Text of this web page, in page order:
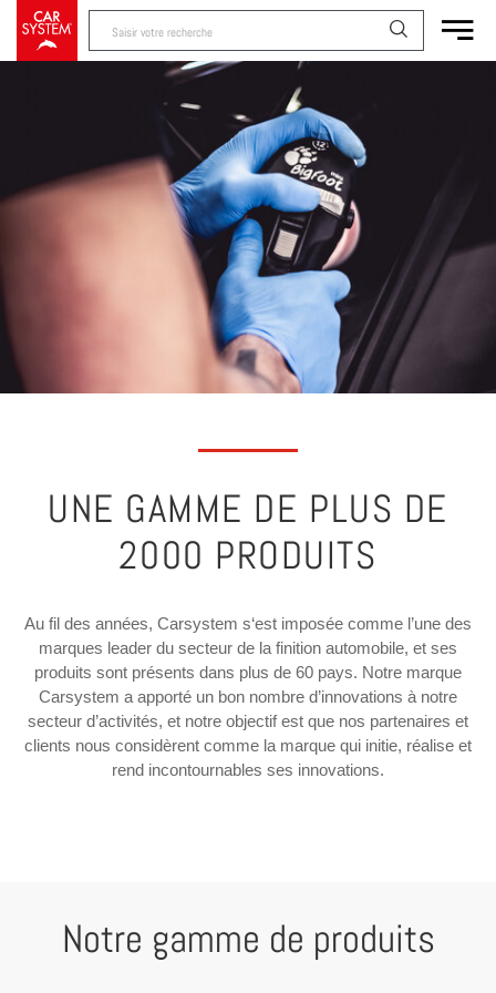
UNE GAMME DE PLUS DE
2000 PRODUITS
Au fil des années, Carsystem s‘est imposée comme l’une des
marques leader du secteur de la finition automobile, et ses
produits sont présents dans plus de 60 pays. Notre marque
Carsystem a apporté un bon nombre d’innovations à notre
secteur d’activités, et notre objectif est que nos partenaires et
clients nous considèrent comme la marque qui initie, réalise et
rend incontournables ses innovations.
Notre gamme de produits